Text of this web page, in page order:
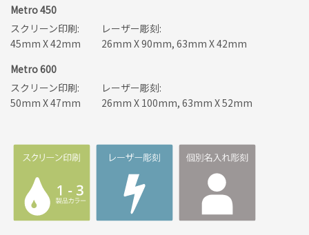
Metro 450
スクリーン印刷:
45mm X 42mm
レーザー彫刻:
26mm X 90mm, 63mm X 42mm
Metro 600
スクリーン印刷:
50mm X 47mm
レーザー彫刻:
26mm X 100mm, 63mm X 52mm